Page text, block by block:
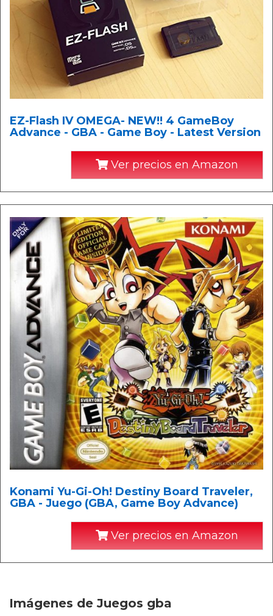
EZ-Flash IV OMEGA- NEW!! 4 GameBoy
Advance - GBA - Game Boy - Latest Version
Ver precios en Amazon
Konami Yu-Gi-Oh! Destiny Board Traveler,
GBA - Juego (GBA, Game Boy Advance)
Ver precios en Amazon
Imágenes de Juegos gba